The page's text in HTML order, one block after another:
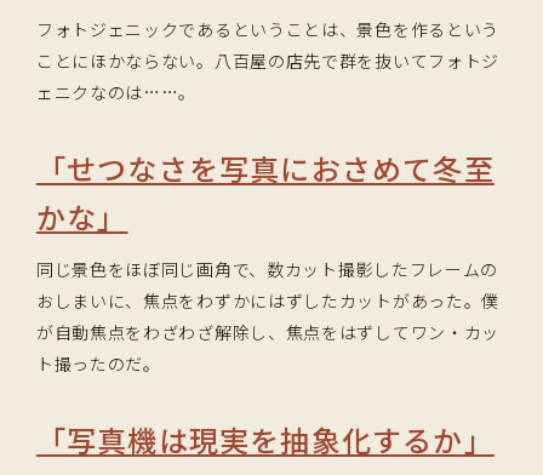
フォトジェニックであるということは、景色を作るという
ことにほかならない。八百屋の店先で群を抜いてフォトジ
ェニクなのは……。
「せつなさを写真におさめて冬至
かな」
同じ景色をほぼ同じ画角で、数カット撮影したフレームの
おしまいに、焦点をわずかにはずしたカットがあった。僕
が自動焦点をわざわざ解除し、焦点をはずしてワン・カッ
ト撮ったのだ。
「写真機は現実を抽象化するか」